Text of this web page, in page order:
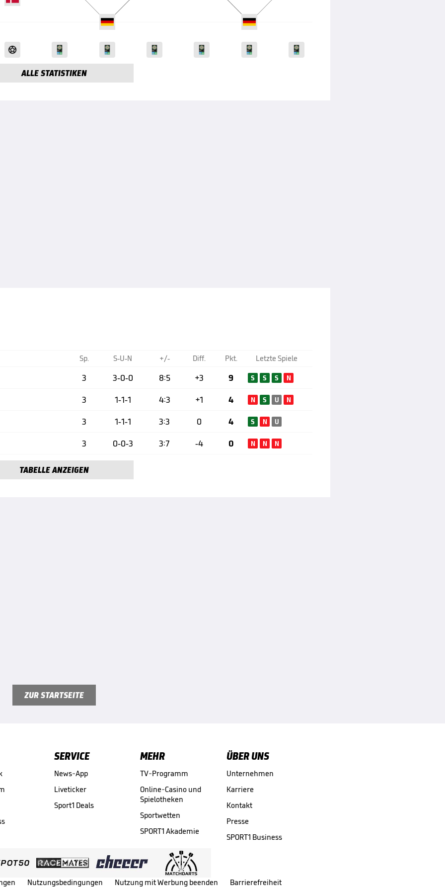
ALLE STATISTIKEN
Sp. S-U-N +/- Diff. Pkt. Letzte Spiele
3 3-0-0 8:5 +3 9 S S S N
3 1-1-1 4:3 +1 4 N S U N
3 1-1-1 3:3 0 4 S N U
3 0-0-3 3:7 -4 0 N N N
TABELLE ANZEIGEN
ZUR STARTSEITE
SERVICE
News-App
Liveticker
Sport1 Deals
MEHR
TV-Programm
Online-Casino und
Spielotheken
Sportwetten
SPORT1 Akademie
ÜBER UNS
Unternehmen
Karriere
Kontakt
Presse
SPORT1 Business
Nutzungsbedingungen Nutzung mit Werbung beenden Barrierefreiheit